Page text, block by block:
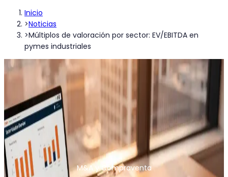
Inicio
>Noticias
>Múltiplos de valoración por sector: EV/EBITDA en
pymes industriales
M&A y Compraventa